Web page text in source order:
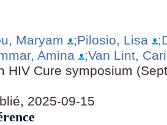
Maryam ;Pilosio, Lisa
Amina
;Van Lint,
HIV Cure symposium
2025-09-15